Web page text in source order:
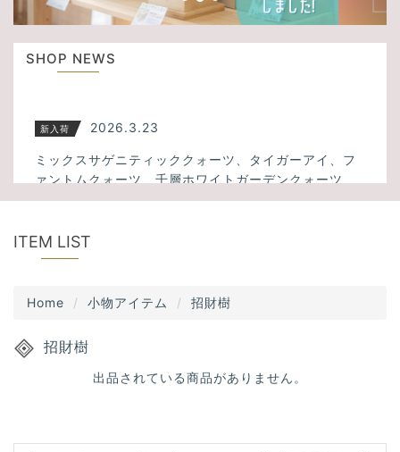
t
u
s
SHOP NEWS
新入荷 2026.3.23
ミックスサゲニティッククォーツ、タイガーアイ、フ
ァントムクォーツ、千層ホワイトガーデンクォーツ、
アメトリン、スモーキーシトリンクォーツなど34点入
新入荷
た！
ITEM LIST
Home 小物アイテム 招財樹
招財樹
出品されている商品がありません。